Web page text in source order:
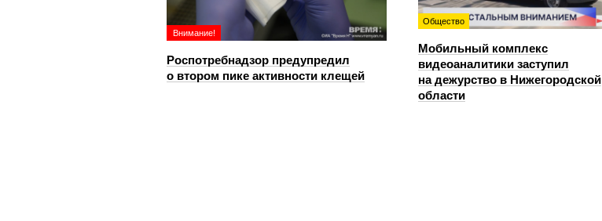
Внимание!
Роспотребнадзор предупредил
о втором пике активности клещей
Общество
Мобильный комплекс
видеоаналитики заступил
на дежурство в Нижегородской
области